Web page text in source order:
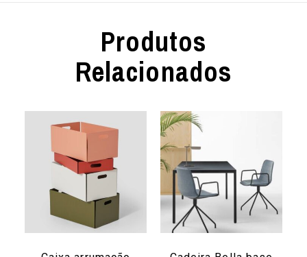
Produtos
Relacionados